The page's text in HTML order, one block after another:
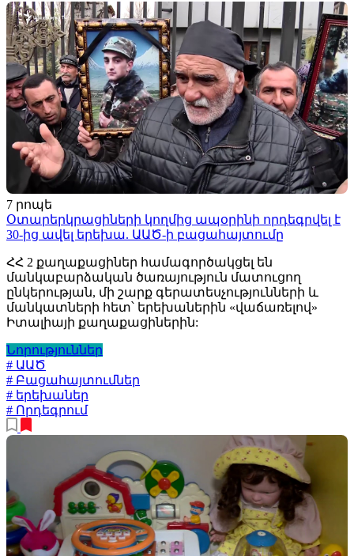
7 րոպե
Օտարերկրացիների կողմից ապօրինի որդեգրվել է
30-ից ավել երեխա. ԱԱԾ-ի բացահայտումը
ՀՀ 2 քաղաքացիներ համագործակցել են
մանկաբարձական ծառայություն մատուցող
ընկերության, մի շարք գերատեսչությունների և
մանկատների հետ՝ երեխաներին «վաճառելով»
Իտալիայի քաղաքացիներին:
Նորություններ
# ԱԱԾ
# Բացահայտումներ
# երեխաներ
# Որդեգրում